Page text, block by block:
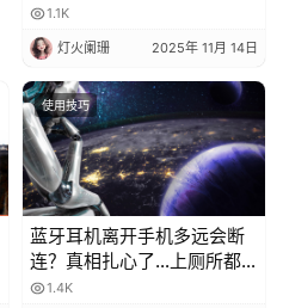
1.1K
灯火阑珊 2025年 11月 14日
使用技巧
蓝牙耳机离开手机多远会断
连？真相扎心了…上厕所都
不敢把手机放客厅！
1.4K